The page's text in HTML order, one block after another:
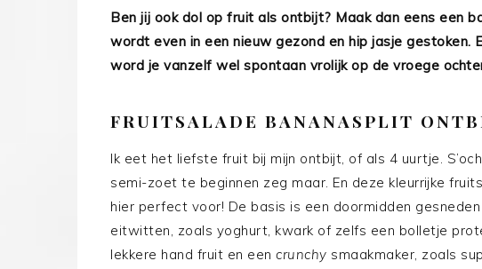
Ben jij ook dol op fruit als ontbijt? Maak dan eens een
wordt even in een nieuw gezond en hip jasje gestoken.
word je vanzelf wel spontaan vrolijk op de vroege
FRUITSALADE BANANASPLIT
Ik eet het liefste fruit bij mijn ontbijt, of als 4 uurtje.
semi-zoet te beginnen zeg maar. En deze kleurrijke
hier perfect voor! De basis is een doormidden
eitwitten, zoals yoghurt, kwark of zelfs een bolletje
lekkere hand fruit en een crunchy smaakmaker, zoals